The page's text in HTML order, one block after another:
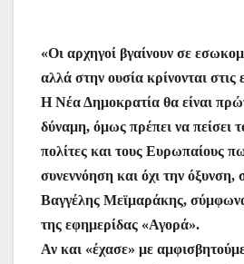
o
o
k
p
p
α
σ
τε
ίτ
ε
«Οι αρχηγοί βγαίνουν σε
αλλά στην ουσία κρίνονται στις
Η Νέα Δημοκρατία θα είναι
δύναμη, όμως πρέπει να πείσει
πολίτες και τους Ευρωπαίους
συνεννόηση και όχι την όξυνση,
Βαγγέλης Μεϊμαράκης,
της εφημερίδας «Αγορά».
Αν και «έχασε» με